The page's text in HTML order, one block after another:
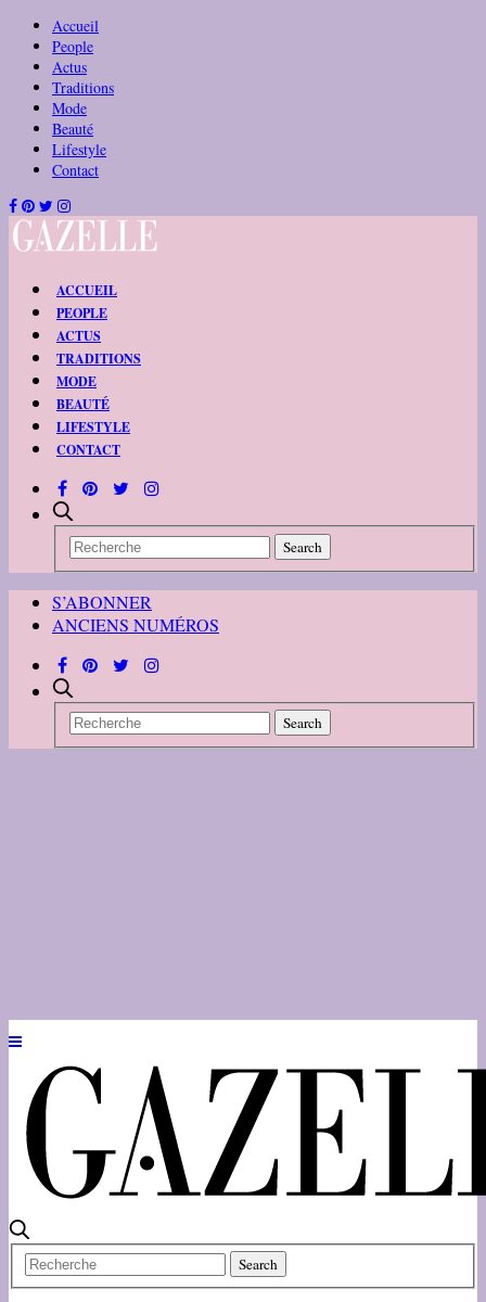
Accueil
People
Actus
Traditions
Mode
Beauté
Lifestyle
Contact
ACCUEIL
PEOPLE
ACTUS
TRADITIONS
MODE
BEAUTÉ
LIFESTYLE
CONTACT
S’ABONNER
ANCIENS NUMÉROS